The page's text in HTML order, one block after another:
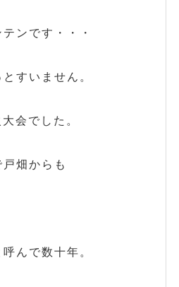
ンです・・・
すいません。
会でした。
畑からも
んで数十年。